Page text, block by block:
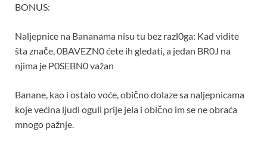
BONUS:
Naljepnice na Bananama nisu tu bez razl0ga: Kad vidite
šta znače, 0BAVEZN0 ćete ih gledati, a jedan BR0J na
njima je P0SEBN0 važan
Banane, kao i ostalo voće, obično dolaze sa naljepnicama
koje većina ljudi oguli prije jela i obično im se ne obraća
mnogo pažnje.